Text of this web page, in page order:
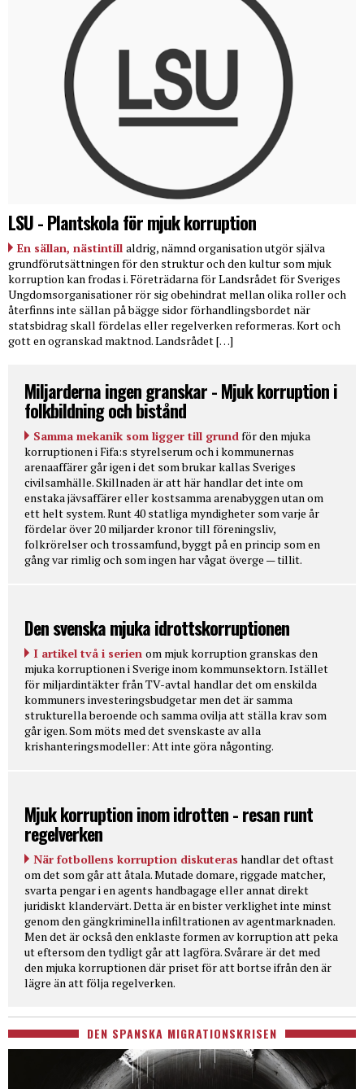
LSU - Plantskola för mjuk korruption
En sällan, nästintill aldrig, nämnd organisation utgör själva
grundförutsättningen för den struktur och den kultur som mjuk
korruption kan frodas i. Företrädarna för Landsrådet för Sveriges
Ungdomsorganisationer rör sig obehindrat mellan olika roller och
återfinns inte sällan på bägge sidor förhandlingsbordet när
statsbidrag skall fördelas eller regelverken reformeras. Kort och
gott en ogranskad maktnod. Landsrådet […]
Miljarderna ingen granskar - Mjuk korruption i
folkbildning och bistånd
Samma mekanik som ligger till grund för den mjuka
korruptionen i Fifa:s styrelserum och i kommunernas
arenaaffärer går igen i det som brukar kallas Sveriges
civilsamhälle. Skillnaden är att här handlar det inte om
enstaka jävsaffärer eller kostsamma arenabyggen utan om
ett helt system. Runt 40 statliga myndigheter som varje år
fördelar över 20 miljarder kronor till föreningsliv,
folkrörelser och trossamfund, byggt på en princip som en
gång var rimlig och som ingen har vågat överge — tillit.
Den svenska mjuka idrottskorruptionen
I artikel två i serien om mjuk korruption granskas den
mjuka korruptionen i Sverige inom kommunsektorn. Istället
för miljardintäkter från TV-avtal handlar det om enskilda
kommuners investeringsbudgetar men det är samma
strukturella beroende och samma ovilja att ställa krav som
går igen. Som möts med det svenskaste av alla
krishanteringsmodeller: Att inte göra någonting.
Mjuk korruption inom idrotten - resan runt
regelverken
När fotbollens korruption diskuteras handlar det oftast
om det som går att åtala. Mutade domare, riggade matcher,
svarta pengar i en agents handbagage eller annat direkt
juridiskt klandervärt. Detta är en bister verklighet inte minst
genom den gängkriminella infiltrationen av agentmarknaden.
Men det är också den enklaste formen av korruption att peka
ut eftersom den tydligt går att lagföra. Svårare är det med
den mjuka korruptionen där priset för att bortse ifrån den är
lägre än att följa regelverken.
DEN SPANSKA MIGRATIONSKRISEN